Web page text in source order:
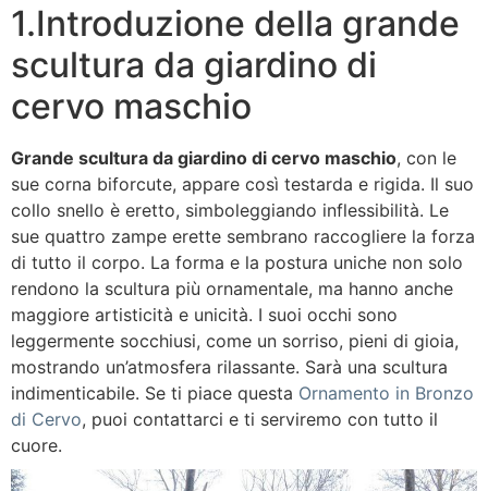
1.Introduzione della grande
scultura da giardino di
cervo maschio
Grande scultura da giardino di cervo maschio, con le
sue corna biforcute, appare così testarda e rigida. Il suo
collo snello è eretto, simboleggiando inflessibilità. Le
sue quattro zampe erette sembrano raccogliere la forza
di tutto il corpo. La forma e la postura uniche non solo
rendono la scultura più ornamentale, ma hanno anche
maggiore artisticità e unicità. I suoi occhi sono
leggermente socchiusi, come un sorriso, pieni di gioia,
mostrando un’atmosfera rilassante. Sarà una scultura
indimenticabile. Se ti piace questa Ornamento in Bronzo
di Cervo, puoi contattarci e ti serviremo con tutto il
cuore.